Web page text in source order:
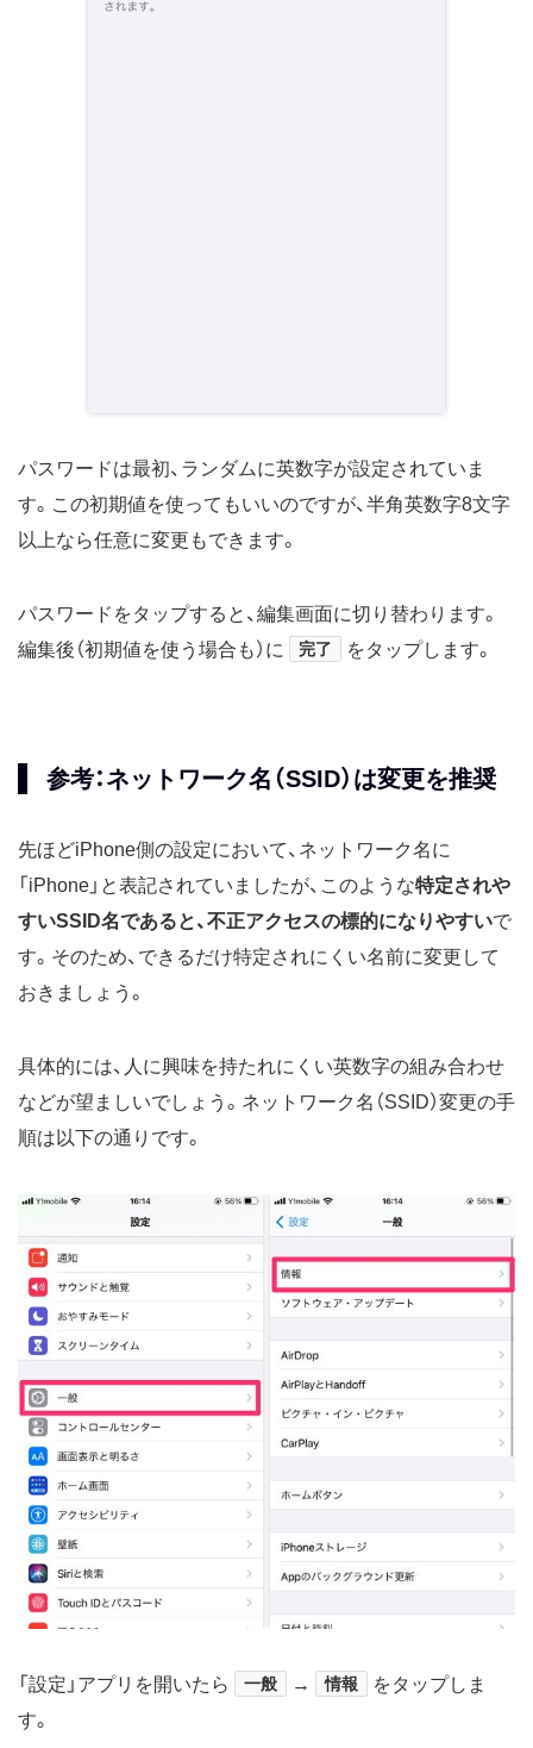
パスワードは最初、ランダムに英数字が設定されていま
す。この初期値を使ってもいいのですが、半角英数字8文字
以上なら任意に変更もできます。
パスワードをタップすると、編集画面に切り替わります。
編集後（初期値を使う場合も）に
完了 をタップします。
参考：ネットワーク名（SSID）は変更を推奨
先ほどiPhone側の設定において、ネットワーク名に
「iPhone」と表記されていましたが、このような特定されや
すいSSID名であると、不正アクセスの標的になりやすいで
す。そのため、できるだけ特定されにくい名前に変更して
おきましょう。
具体的には、人に興味を持たれにくい英数字の組み合わせ
などが望ましいでしょう。ネットワーク名（SSID）変更の手
順は以下の通りです。
「設定」アプリを開いたら 一般 → 情報
をタップしま
す。